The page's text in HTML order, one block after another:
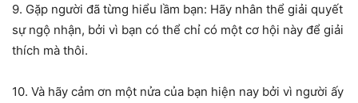
9. Gặp người đã từng hiểu lầm bạn: Hãy nhân thể giải quyết
sự ngộ nhận, bởi vì bạn có thể chỉ có một cơ hội này để giải
thích mà thôi.
10. Và hãy cảm ơn một nửa của bạn hiện nay bởi vì người ấy